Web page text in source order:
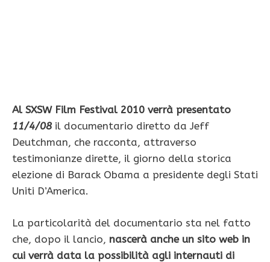
Al SXSW Film Festival 2010 verrà presentato
11/4/08il documentario diretto da Jeff
Deutchman, che racconta, attraverso
testimonianze dirette, il giorno della storica
elezione di Barack Obama a presidente degli Stati
Uniti D’America.
La particolarità del documentario sta nel fatto
che, dopo il lancio, nascerà anche un sito web in
cui verrà data la possibilità agli internauti di